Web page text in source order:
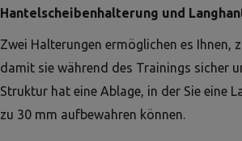
Hantelscheibenhalterung und
Zwei Halterungen ermöglichen es Ihnen,
damit sie während des Trainings sicher
Struktur hat eine Ablage, in der Sie eine
zu 30 mm aufbewahren können.